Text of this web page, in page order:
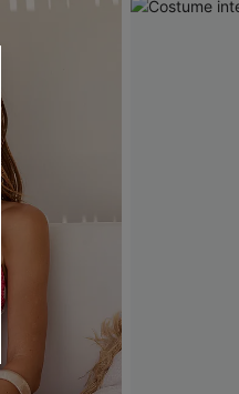
mail di marketing (compresi contenuti
i nostri
come i pixel presenti nelle
valutare il livello di coinvolgimento,
che potrebbero interessarti, il tutto
. Puoi annullare l'iscrizione in qualsiasi